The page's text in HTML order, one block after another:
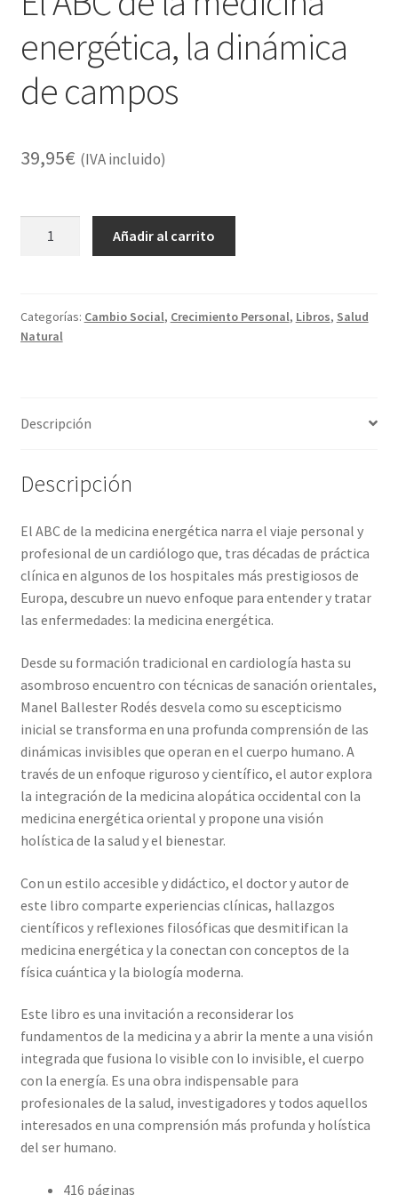
energética, la dinámica
de campos
39,95€ (IVA incluido)
medicina
energética,
campos
Añadir al carrito
Categorías: Cambio Social, Crecimiento Personal, Libros, Salud
Natural
Descripción
Descripción
El ABC de la medicina energética narra el viaje personal y
profesional de un cardiólogo que, tras décadas de práctica
clínica en algunos de los hospitales más prestigiosos de
Europa, descubre un nuevo enfoque para entender y tratar
las enfermedades: la medicina energética.
Desde su formación tradicional en cardiología hasta su
asombroso encuentro con técnicas de sanación orientales,
Manel Ballester Rodés desvela como su escepticismo
inicial se transforma en una profunda comprensión de las
dinámicas invisibles que operan en el cuerpo humano. A
través de un enfoque riguroso y científico, el autor explora
la integración de la medicina alopática occidental con la
medicina energética oriental y propone una visión
holística de la salud y el bienestar.
Con un estilo accesible y didáctico, el doctor y autor de
este libro comparte experiencias clínicas, hallazgos
científicos y reflexiones filosóficas que desmitifican la
medicina energética y la conectan con conceptos de la
física cuántica y la biología moderna.
Este libro es una invitación a reconsiderar los
fundamentos de la medicina y a abrir la mente a una visión
integrada que fusiona lo visible con lo invisible, el cuerpo
con la energía. Es una obra indispensable para
profesionales de la salud, investigadores y todos aquellos
interesados en una comprensión más profunda y holística
del ser humano.
416 páginas